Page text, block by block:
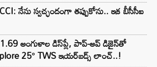
నేను స్వచ్ఛందంగా తప్పుకోను.. ఇక బీసీసీఐ
అంగుళాల డిస్‌ప్లే, పాప్-అప్ డిజైన్‌తో
25° TWS ఇయర్‌బడ్స్ లాంచ్..!